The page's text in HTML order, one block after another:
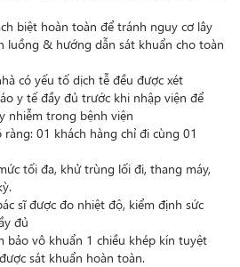
biệt hoàn toàn để tránh nguy cơ lây
luồng & hướng dẫn sát khuẩn cho toàn
có yếu tố dịch tễ đều được xét
y tế đầy đủ trước khi nhập viện để
nhiễm trong bệnh viện
01 khách hàng chỉ đi cùng 01
tối đa, khử trùng lối đi, thang máy,
sĩ được đo nhiệt độ, kiểm định sức
đủ
bảo vô khuẩn 1 chiều khép kín tuyệt
sát khuẩn hoàn toàn.